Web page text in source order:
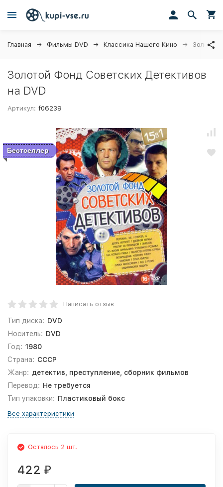
Главная Фильмы DVD Классика Нашего Кино Золотой
Золотой Фонд Советских Детективов
на DVD
Артикул: f06239
Бестселлер
Написать отзыв
Тип диска: DVD
Носитель: DVD
Год: 1980
Страна: СССР
Жанр: детектив, преступление, сборник фильмов
Перевод: Не требуется
Тип упаковки: Пластиковый бокс
Все характеристики
Осталось 2 шт.
422 ₽